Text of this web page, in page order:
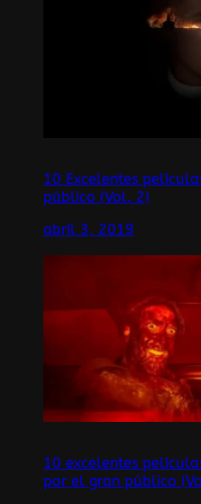
10 Excelentes
público (Vol. 2)
abril 3, 2019
10 excelentes
por el gran público